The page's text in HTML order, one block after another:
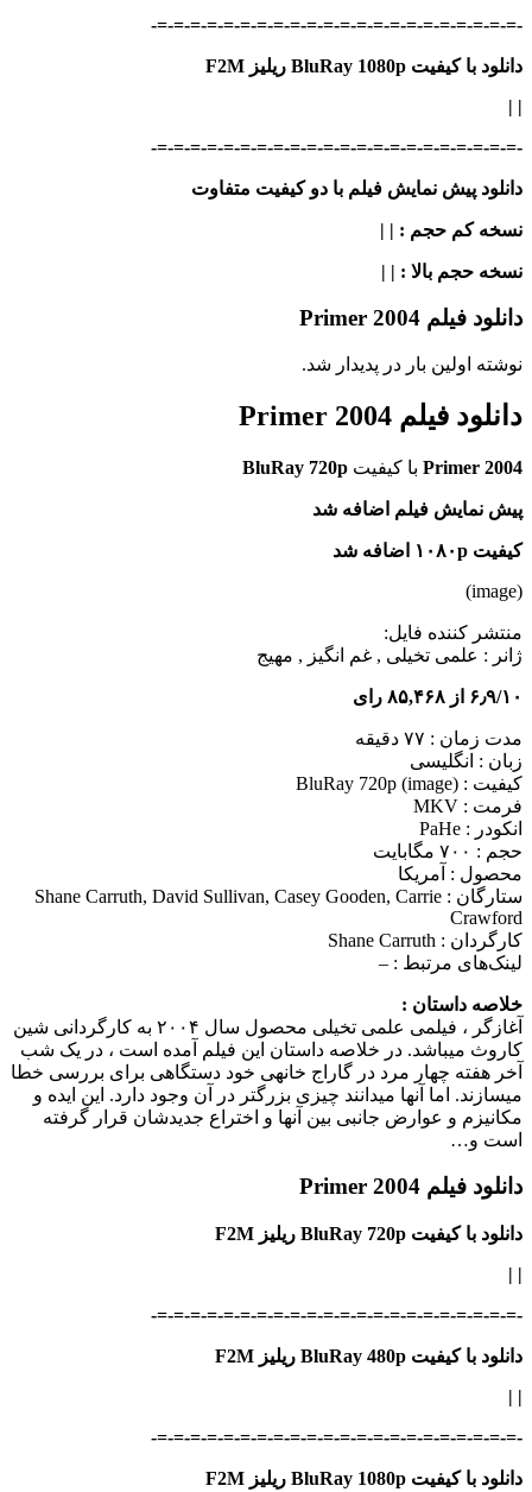
-=-=-=-=-=-=-=-=-=-=-=-=-=-=-=-=-=-=-=-=-=-=-
دانلود با کیفیت BluRay 1080p ریلیز F2M
|
|
-=-=-=-=-=-=-=-=-=-=-=-=-=-=-=-=-=-=-=-=-=-=-
دانلود پیش نمایش فیلم با دو کیفیت متفاوت
نسخه کم حجم : | |
نسخه حجم بالا : | |
دانلود فیلم Primer 2004
نوشته اولین بار در پدیدار شد.
دانلود فیلم Primer 2004
Primer 2004 با کیفیت BluRay 720p
پیش نمایش فیلم اضافه شد
کیفیت ۱۰۸۰p اضافه شد
(image)
منتشر کننده فایل:
ژانر : علمی تخیلی , غم انگیز , مهیج
۶٫۹/۱۰ از ۸۵,۴۶۸ رای
مدت زمان : ۷۷ دقیقه
زبان : انگلیسی
کیفیت : BluRay 720p (image)
فرمت : MKV
انکودر : PaHe
حجم : ۷۰۰ مگابایت
محصول : آمریکا
ستارگان : Shane Carruth, David Sullivan, Casey Gooden, Carrie
Crawford
کارگردان : Shane Carruth
لینک‌های مرتبط : –
خلاصه داستان :
آغازگر ، فیلمی علمی تخیلی محصول سال ۲۰۰۴ به کارگردانی شین
کاروث می‎باشد. در خلاصه داستان این فیلم آمده است ، در یک شب
آخر هفته چهار مرد در گاراج خانه‎ی خود دستگاهی برای بررسی خطا
می‎سازند. اما آنها می‎دانند چیزی بزرگتر در آن وجود دارد. این ایده و
مکانیزم و عوارض جانبی بین آنها و اختراع جدیدشان قرار گرفته
است و…
دانلود فیلم Primer 2004
دانلود با کیفیت BluRay 720p ریلیز F2M
|
|
-=-=-=-=-=-=-=-=-=-=-=-=-=-=-=-=-=-=-=-=-=-=-
دانلود با کیفیت BluRay 480p ریلیز F2M
|
|
-=-=-=-=-=-=-=-=-=-=-=-=-=-=-=-=-=-=-=-=-=-=-
دانلود با کیفیت BluRay 1080p ریلیز F2M